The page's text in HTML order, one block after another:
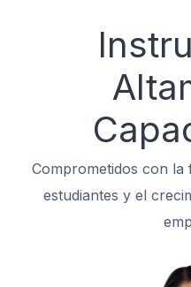
Comprometidos con
estudiantes y el